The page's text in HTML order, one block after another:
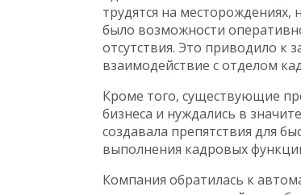
трудятся на месторождениях,
было возможности
отсутствия. Это приводило к
взаимодействие с отделом
Кроме того, существующие
бизнеса и нуждались в
создавала препятствия для
выполнения кадровых
Компания обратилась к